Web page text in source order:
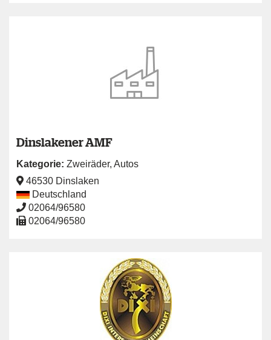
Dinslakener AMF
Kategorie: Zweiräder, Autos
46530 Dinslaken
Deutschland
02064/96580
02064/96580